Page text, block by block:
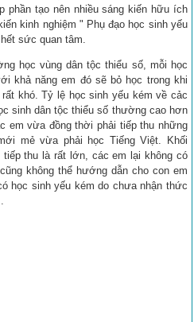
phần tạo nên nhiều sáng kiến hữu ích
kinh nghiệm " Phụ đạo học sinh yếu
sức quan tâm.
học vùng dân tộc thiểu số, mỗi học
khả năng em đó sẽ bỏ học trong khi
khó. Tỷ lệ học sinh yếu kém về cảc
sinh dân tộc thiểu số thường cao hơn
em vừa đồng thời phải tiếp thu những
mẻ vừa phải học Tiếng Việt. Khối
thu là rất lớn, các em lại không có
không thể hướng dẫn cho con em
học sinh yếu kém do chưa nhận thức